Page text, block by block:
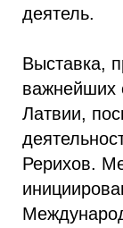
деятель.
Выставка,
важнейших
Латвии,
Рерихов.